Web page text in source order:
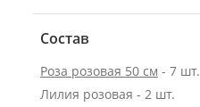
Состав
Роза розовая 50 см - 7 шт.
Лилия розовая - 2 шт.